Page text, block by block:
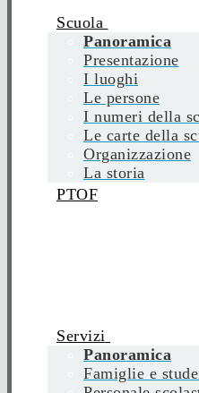
Scuola
Panoramica
Presentazione
I luoghi
Le persone
I numeri della
Le carte della
Organizzazione
La storia
PTOF
Servizi
Panoramica
Famiglie e